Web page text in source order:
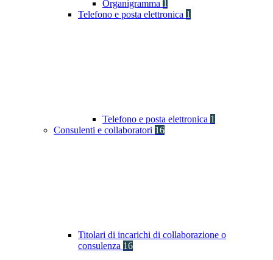
Organigramma 1
Telefono e posta elettronica 1
Telefono e posta elettronica 1
Consulenti e collaboratori 16
Titolari di incarichi di collaborazione o
consulenza 16